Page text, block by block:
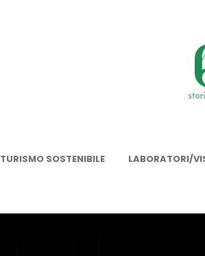
TURISMO SOSTENIBILE LABORATORI/